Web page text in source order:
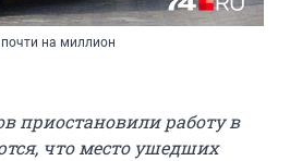
на миллион
приостановили работу в
что место ушедших